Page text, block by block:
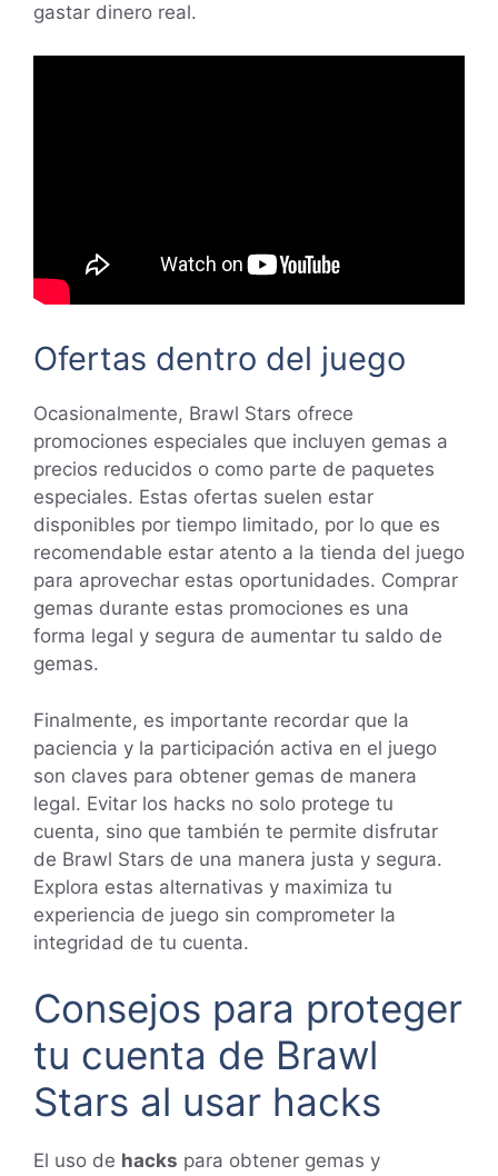
gastar dinero real.
Ofertas dentro del juego
Ocasionalmente, Brawl Stars ofrece
promociones especiales que incluyen gemas a
precios reducidos o como parte de paquetes
especiales. Estas ofertas suelen estar
disponibles por tiempo limitado, por lo que es
recomendable estar atento a la tienda del juego
para aprovechar estas oportunidades. Comprar
gemas durante estas promociones es una
forma legal y segura de aumentar tu saldo de
gemas.
Finalmente, es importante recordar que la
paciencia y la participación activa en el juego
son claves para obtener gemas de manera
legal. Evitar los hacks no solo protege tu
cuenta, sino que también te permite disfrutar
de Brawl Stars de una manera justa y segura.
Explora estas alternativas y maximiza tu
experiencia de juego sin comprometer la
integridad de tu cuenta.
Consejos para proteger
tu cuenta de Brawl
Stars al usar hacks
El uso de hacks para obtener gemas y